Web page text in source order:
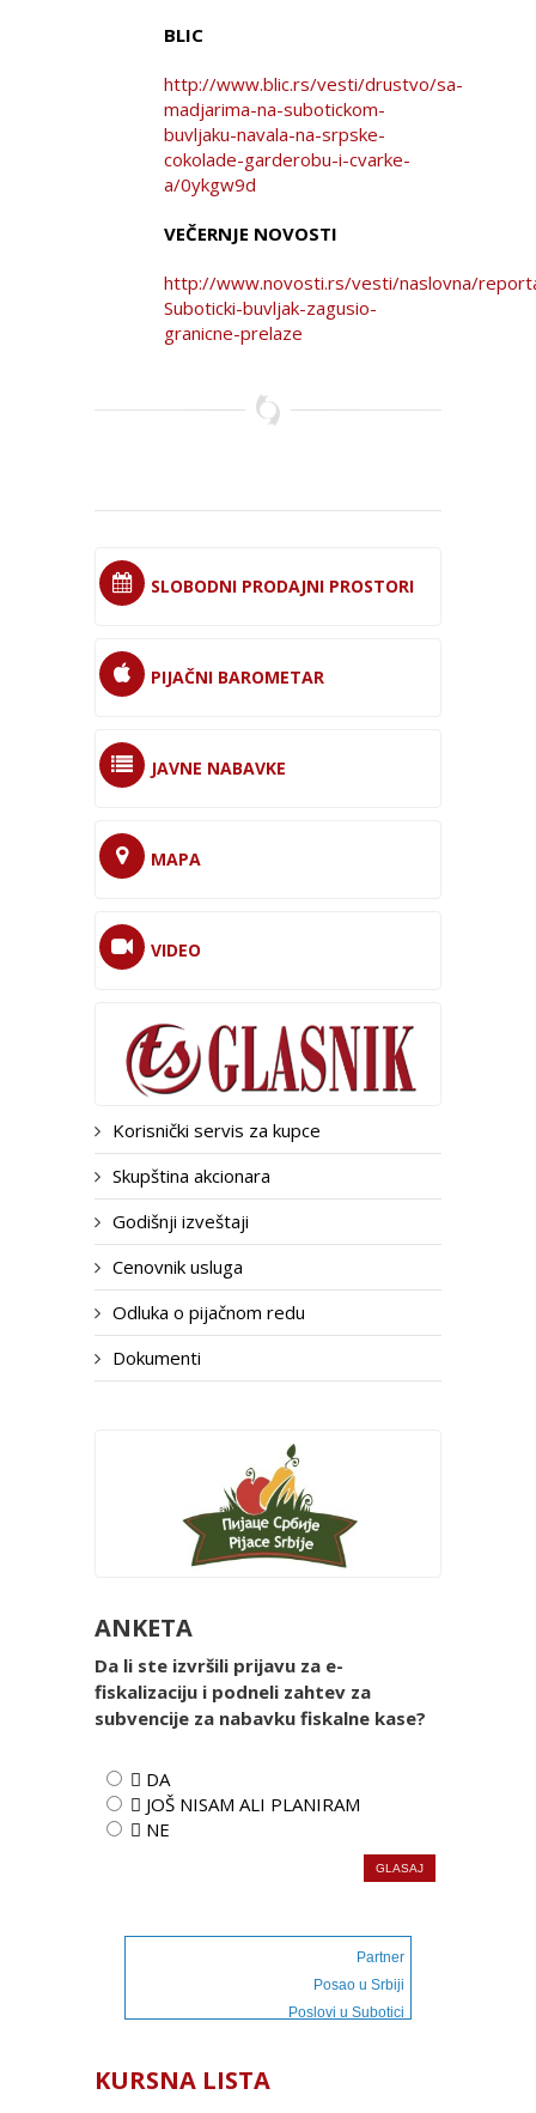
BLIC
http://www.blic.rs/vesti/drustvo/sa-
madjarima-na-subotickom-
buvljaku-navala-na-srpske-
cokolade-garderobu-i-cvarke-
a/0ykgw9d
VEČERNJE NOVOSTI
http://www.novosti.rs/vesti/naslovna/
Suboticki-buvljak-zagusio-
granicne-prelaze
SLOBODNI PRODAJNI PROSTORI
PIJAČNI BAROMETAR
JAVNE NABAVKE
MAPA
VIDEO
Korisnički servis za kupce
Skupština akcionara
Godišnji izveštaji
Cenovnik usluga
Odluka o pijačnom redu
Dokumenti
ANKETA
Da li ste izvršili prijavu za e-
fiskalizaciju i podneli zahtev za
subvencije za nabavku fiskalne kase?
 DA
 JOŠ NISAM ALI PLANIRAM
 NE
Partner
Posao u Srbiji
Poslovi u Subotici
KURSNA LISTA